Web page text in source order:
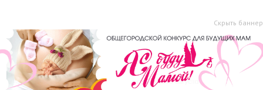
Скрыть баннер